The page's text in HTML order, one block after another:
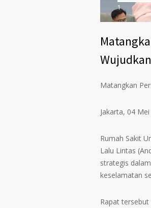
1
Matangkan
Jakarta, 04
Rumah Sakit
Lalu Lintas
strategis
keselamatan
Rapat